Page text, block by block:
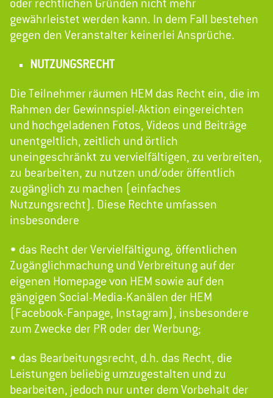
oder rechtlichen Gründen nicht mehr
gewährleistet werden kann. In dem Fall bestehen
gegen den Veranstalter keinerlei Ansprüche.
NUTZUNGSRECHT
Die Teilnehmer räumen HEM das Recht ein, die im
Rahmen der Gewinnspiel-Aktion eingereichten
und hochgeladenen Fotos, Videos und Beiträge
unentgeltlich, zeitlich und örtlich
uneingeschränkt zu vervielfältigen, zu verbreiten,
zu bearbeiten, zu nutzen und/oder öffentlich
zugänglich zu machen (einfaches
Nutzungsrecht). Diese Rechte umfassen
insbesondere
• das Recht der Vervielfältigung, öffentlichen
Zugänglichmachung und Verbreitung auf der
eigenen Homepage von HEM sowie auf den
gängigen Social-Media-Kanälen der HEM
(Facebook-Fanpage, Instagram), insbesondere
zum Zwecke der PR oder der Werbung;
• das Bearbeitungsrecht, d.h. das Recht, die
Leistungen beliebig umzugestalten und zu
bearbeiten, jedoch nur unter dem Vorbehalt der